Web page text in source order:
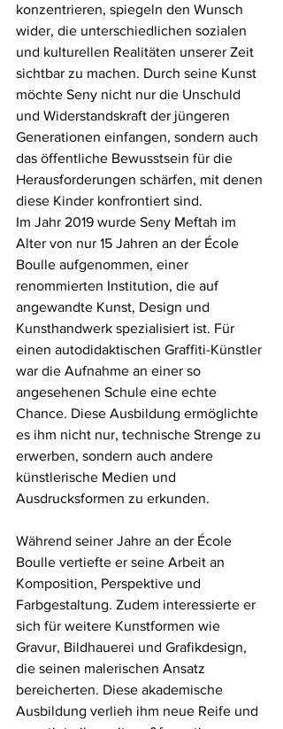
konzentrieren, spiegeln den Wunsch
wider, die unterschiedlichen sozialen
und kulturellen Realitäten unserer Zeit
sichtbar zu machen. Durch seine Kunst
möchte Seny nicht nur die Unschuld
und Widerstandskraft der jüngeren
Generationen einfangen, sondern auch
das öffentliche Bewusstsein für die
Herausforderungen schärfen, mit denen
diese Kinder konfrontiert sind.
Im Jahr 2019 wurde Seny Meftah im
Alter von nur 15 Jahren an der École
Boulle aufgenommen, einer
renommierten Institution, die auf
angewandte Kunst, Design und
Kunsthandwerk spezialisiert ist. Für
einen autodidaktischen Graffiti-Künstler
war die Aufnahme an einer so
angesehenen Schule eine echte
Chance. Diese Ausbildung ermöglichte
es ihm nicht nur, technische Strenge zu
erwerben, sondern auch andere
künstlerische Medien und
Ausdrucksformen zu erkunden.
Während seiner Jahre an der École
Boulle vertiefte er seine Arbeit an
Komposition, Perspektive und
Farbgestaltung. Zudem interessierte er
sich für weitere Kunstformen wie
Gravur, Bildhauerei und Grafikdesign,
die seinen malerischen Ansatz
bereicherten. Diese akademische
Ausbildung verlieh ihm neue Reife und